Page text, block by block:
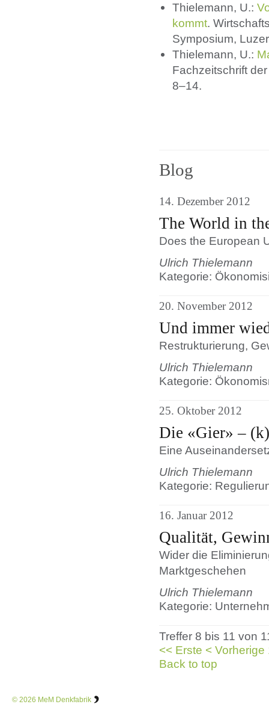
Thielemann, U.:
kommt.
Symposium,
Thielemann, U.:
Fachzeitschrift
8–14.
Blog
14. Dezember 2012
The World in
Does the European
Ulrich Thielemann
Kategorie:
20. November 2012
Und immer
Restrukturierung,
Ulrich Thielemann
Kategorie:
25. Oktober 2012
Die «Gier» –
Eine
Ulrich Thielemann
Kategorie:
16. Januar 2012
Qualität,
Wider die
Marktgeschehen
Ulrich Thielemann
Kategorie:
Treffer 8 bis 11 von
<< Erste < Vorherige
Back to top
© 2026 MeM Denkfabrik